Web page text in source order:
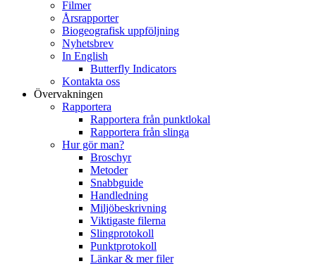
Filmer
Årsrapporter
Biogeografisk uppföljning
Nyhetsbrev
In English
Butterfly Indicators
Kontakta oss
Övervakningen
Rapportera
Rapportera från punktlokal
Rapportera från slinga
Hur gör man?
Broschyr
Metoder
Snabbguide
Handledning
Miljöbeskrivning
Viktigaste filerna
Slingprotokoll
Punktprotokoll
Länkar & mer filer